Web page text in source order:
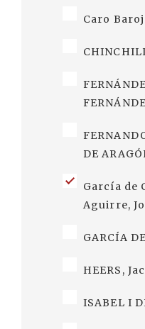
Caro
DE
García de
Aguirre,
GARCÍA
HEERS,
ISABEL I